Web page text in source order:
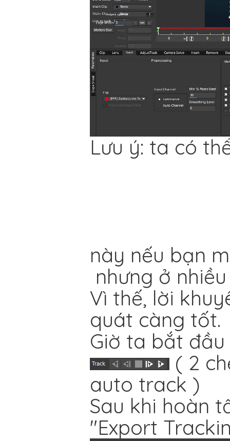
Lưu ý: ta có
này nếu bạn
nhưng ở
Vì thế, lời
quát càng tốt.
Giờ ta bắt
( 2
auto track )
Sau khi hoàn
"Export